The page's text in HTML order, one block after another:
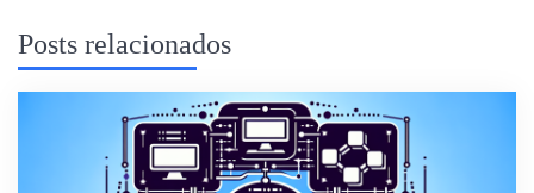
Posts relacionados